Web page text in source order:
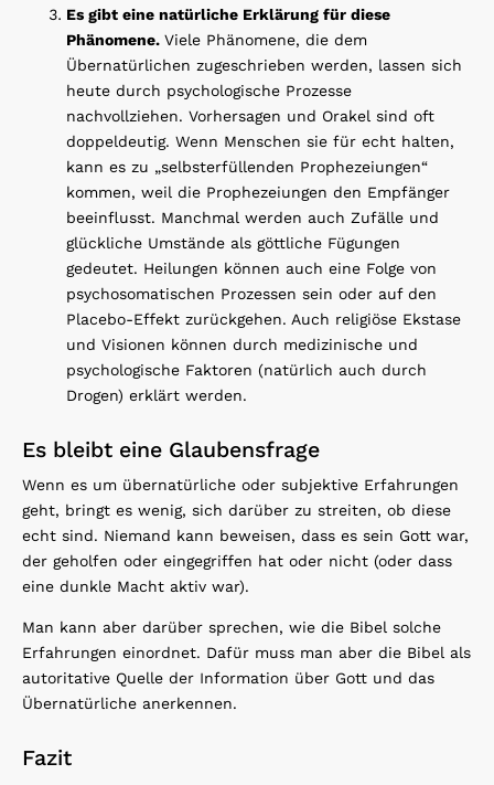
Es gibt eine natürliche Erklärung für diese
Phänomene. Viele Phänomene, die dem
Übernatürlichen zugeschrieben werden, lassen sich
heute durch psychologische Prozesse
nachvollziehen. Vorhersagen und Orakel sind oft
doppeldeutig. Wenn Menschen sie für echt halten,
kann es zu „selbsterfüllenden Prophezeiungen“
kommen, weil die Prophezeiungen den Empfänger
beeinflusst. Manchmal werden auch Zufälle und
glückliche Umstände als göttliche Fügungen
gedeutet. Heilungen können auch eine Folge von
psychosomatischen Prozessen sein oder auf den
Placebo-Effekt zurückgehen. Auch religiöse Ekstase
und Visionen können durch medizinische und
psychologische Faktoren (natürlich auch durch
Drogen) erklärt werden.
Es bleibt eine Glaubensfrage
Wenn es um übernatürliche oder subjektive Erfahrungen
geht, bringt es wenig, sich darüber zu streiten, ob diese
echt sind. Niemand kann beweisen, dass es sein Gott war,
der geholfen oder eingegriffen hat oder nicht (oder dass
eine dunkle Macht aktiv war).
Man kann aber darüber sprechen, wie die Bibel solche
Erfahrungen einordnet. Dafür muss man aber die Bibel als
autoritative Quelle der Information über Gott und das
Übernatürliche anerkennen.
Fazit